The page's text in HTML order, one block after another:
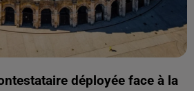
déployée face à la